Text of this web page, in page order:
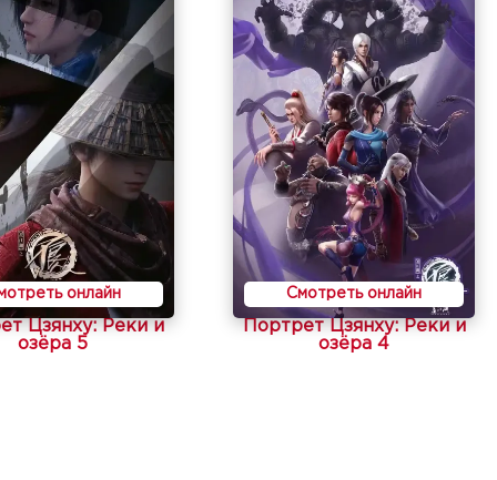
онлайн
Цзянху: Реки и
озёра 5
Смотреть онлайн
Портрет Цзянху: Реки и
озёра 4